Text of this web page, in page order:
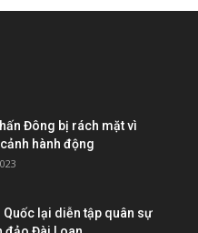
Đông bị rách mặt vì
hành động
Quốc lại diễn tập quân sự